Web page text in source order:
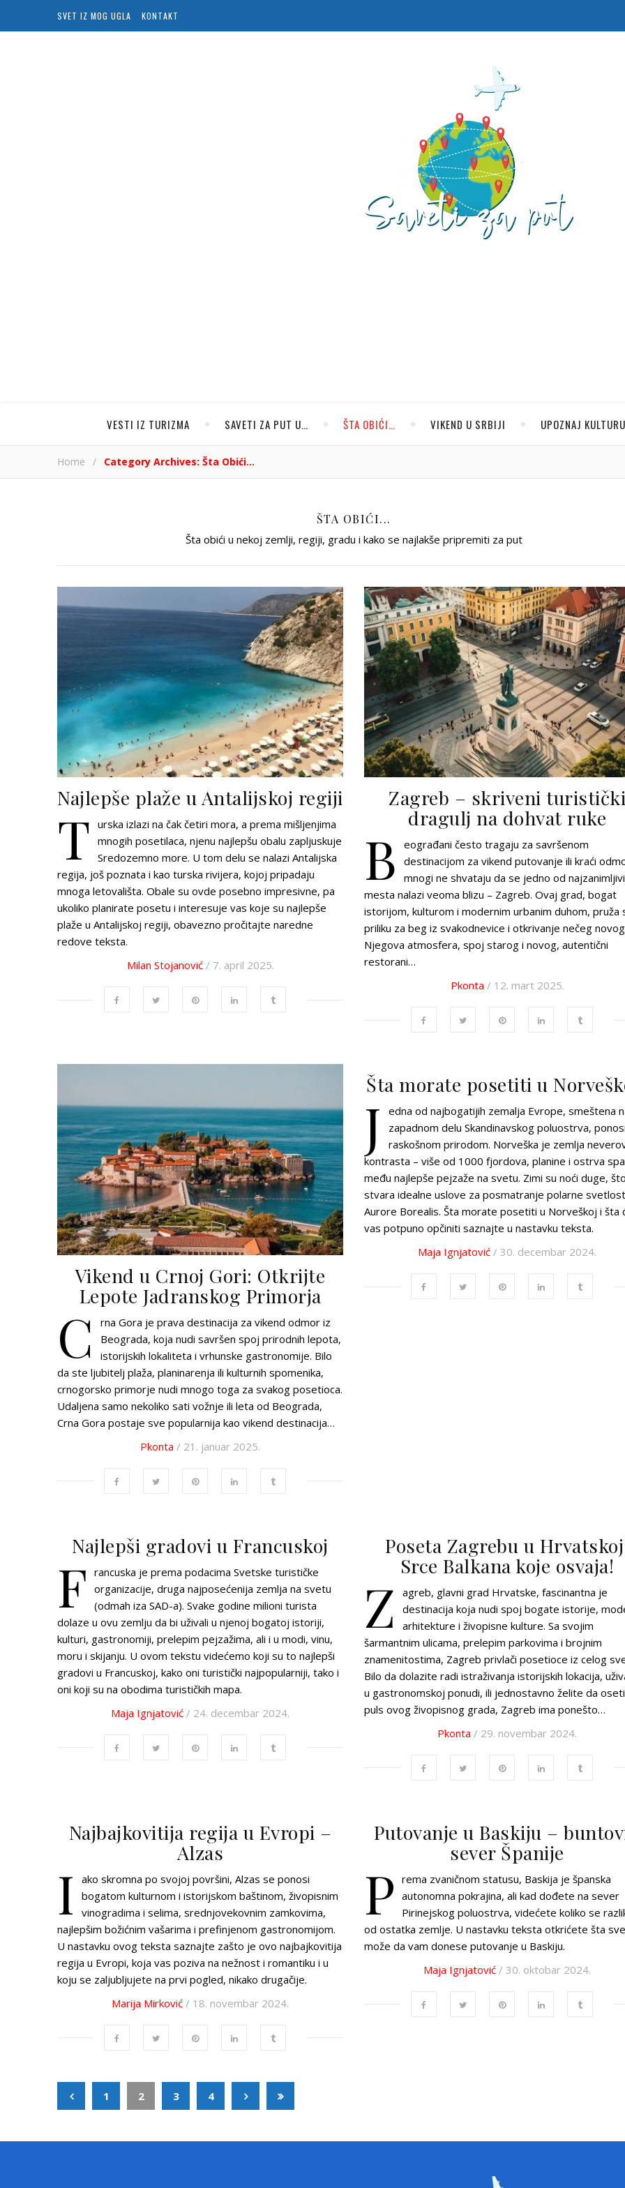
SVET IZ MOG UGLA KONTAKT
VESTI IZ TURIZMA SAVETI ZA PUT U… ŠTA OBIĆI… VIKEND U SRBIJI UPOZNAJ KULTURU
Home / Category Archives: Šta Obići...
ŠTA OBIĆI...
Šta obići u nekoj zemlji, regiji, gradu i kako se najlakše pripremiti za put
Najlepše plaže u Antalijskoj regiji
T urska izlazi na čak četiri mora, a prema mišljenjima
mnogih posetilaca, njenu najlepšu obalu zapljuskuje
Sredozemno more. U tom delu se nalazi Antalijska
regija, još poznata i kao turska rivijera, kojoj pripadaju
mnoga letovališta. Obale su ovde posebno impresivne, pa
ukoliko planirate posetu i interesuje vas koje su najlepše
plaže u Antalijskoj regiji, obavezno pročitajte naredne
redove teksta.
Milan Stojanović/ 7. april 2025.
Zagreb – skriveni turistički
dragulj na dohvat ruke
B
eograđani često tragaju za savršenom
destinacijom za vikend putovanje ili kraći
mnogi ne shvataju da se jedno od
mesta nalazi veoma blizu – Zagreb. Ovaj grad, bogat
istorijom, kulturom i modernim urbanim duhom, pruža
priliku za beg iz svakodnevice i otkrivanje nečeg
Njegova atmosfera, spoj starog i novog, autentični
restorani…
Pkonta / 12. mart 2025.
Vikend u Crnoj Gori: Otkrijte
Lepote Jadranskog Primorja
C
rna Gora je prava destinacija za vikend odmor iz
Beograda, koja nudi savršen spoj prirodnih lepota,
istorijskih lokaliteta i vrhunske gastronomije. Bilo
da ste ljubitelj plaža, planinarenja ili kulturnih spomenika,
crnogorsko primorje nudi mnogo toga za svakog posetioca.
Udaljena samo nekoliko sati vožnje ili leta od Beograda,
Crna Gora postaje sve popularnija kao vikend destinacija…
Pkonta / 21. januar 2025.
Šta morate posetiti u
J
edna od najbogatijih zemalja Evrope, smeštena
zapadnom delu Skandinavskog poluostrva,
raskošnom prirodom. Norveška je zemlja
kontrasta – više od 1000 fjordova, planine i ostrva
među najlepše pejzaže na svetu. Zimi su noći duge,
stvara idealne uslove za posmatranje polarne
Aurore Borealis. Šta morate posetiti u Norveškoj i šta
vas potpuno opčiniti saznajte u nastavku teksta.
Maja Ignjatović / 30. decembar 2024.
Najlepši gradovi u Francuskoj
F rancuska je prema podacima Svetske turističke
organizacije, druga najposećenija zemlja na svetu
(odmah iza SAD-a). Svake godine milioni turista
dolaze u ovu zemlju da bi uživali u njenoj bogatoj istoriji,
kulturi, gastronomiji, prelepim pejzažima, ali i u modi, vinu,
moru i skijanju. U ovom tekstu videćemo koji su to najlepši
gradovi u Francuskoj, kako oni turistički najpopularniji, tako i
oni koji su na obodima turističkih mapa.
Maja Ignjatović / 24. decembar 2024.
Poseta Zagrebu u
Srce Balkana koje osvaja!
Z
agreb, glavni grad Hrvatske, fascinantna je
destinacija koja nudi spoj bogate istorije,
arhitekture i živopisne kulture. Sa svojim
šarmantnim ulicama, prelepim parkovima i brojnim
znamenitostima, Zagreb privlači posetioce iz celog
Bilo da dolazite radi istraživanja istorijskih lokacija,
u gastronomskoj ponudi, ili jednostavno želite da
puls ovog živopisnog grada, Zagreb ima ponešto…
Pkonta / 29. novembar 2024.
Najbajkovitija regija u Evropi –
Alzas
I
ako skromna po svojoj površini, Alzas se ponosi
bogatom kulturnom i istorijskom baštinom, živopisnim
vinogradima i selima, srednjovekovnim zamkovima,
najlepšim božićnim vašarima i prefinjenom gastronomijom.
U nastavku ovog teksta saznajte zašto je ovo najbajkovitija
regija u Evropi, koja vas poziva na nežnost i romantiku i u
koju se zaljubljujete na prvi pogled, nikako drugačije.
Marija Mirković / 18. novembar 2024.
Putovanje u Baskiju –
sever Španije
P rema zvaničnom statusu, Baskija je španska
autonomna pokrajina, ali kad dođete na sever
Pirinejskog poluostrva, videćete koliko se
od ostatka zemlje. U nastavku teksta otkrićete šta sve
može da vam donese putovanje u Baskiju.
Maja Ignjatović / 30. oktobar 2024.
1 2 3 4